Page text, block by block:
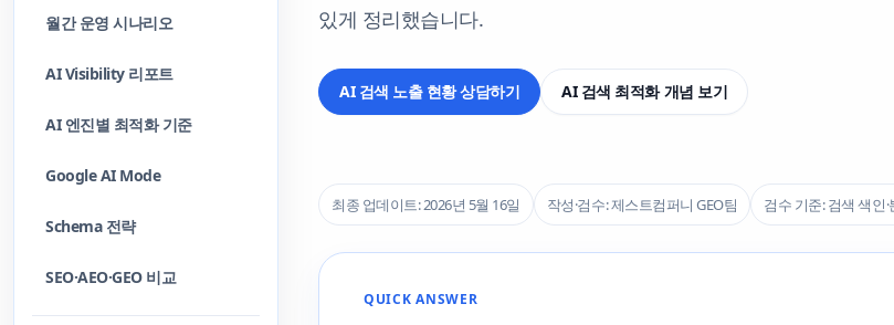
월간 운영 시나리오
AI Visibility 리포트
AI 엔진별 최적화 기준
Google AI Mode
Schema 전략
SEO·AEO·GEO 비교
있게 정리했습니다.
AI 검색 노출 현황 상담하기 AI 검색 최적화 개념 보기
최종 업데이트: 2026년 5월 16일 작성·검수: 제스트컴퍼니 GEO팀 검수 기준: 검색 색인·
QUICK ANSWER